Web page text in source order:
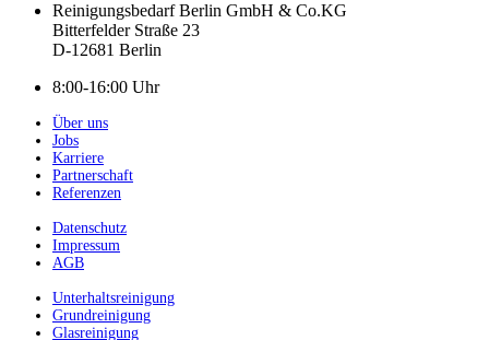
Reinigungsbedarf Berlin GmbH & Co.KG
Bitterfelder Straße 23
D-12681 Berlin
8:00-16:00 Uhr
Über uns
Jobs
Karriere
Partnerschaft
Referenzen
Datenschutz
Impressum
AGB
Unterhaltsreinigung
Grundreinigung
Glasreinigung